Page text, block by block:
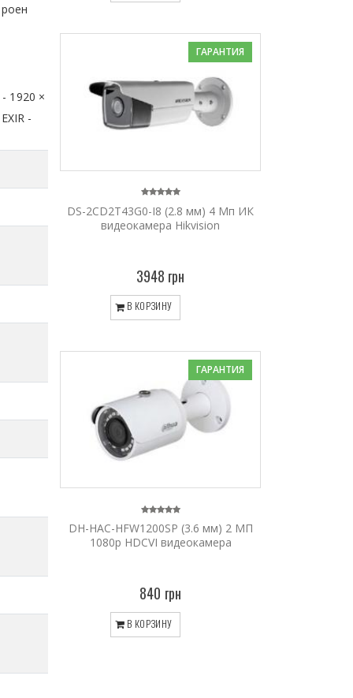
1920 ×
-
ГАРАНТИЯ
DS-2CD2T43G0-I8 (2.8 мм) 4 Мп ИК
видеокамера Hikvision
3948 грн
В КОРЗИНУ
ГАРАНТИЯ
DH-HAC-HFW1200SP (3.6 мм) 2 МП
1080p HDCVI видеокамера
840 грн
В КОРЗИНУ